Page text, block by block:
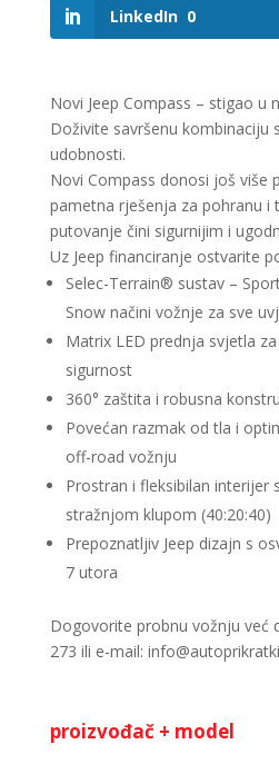
LinkedIn 0
Novi Jeep Compass – stigao u
Doživite savršenu kombinaciju
udobnosti.
Novi Compass donosi još više
pametna rješenja za pohranu i
putovanje čini sigurnijim i
Uz Jeep financiranje ostvarite
Selec-Terrain® sustav –
Snow načini vožnje za sve
Matrix LED prednja svjetla
sigurnost
360° zaštita i robusna
Povećan razmak od tla i
off-road vožnju
Prostran i fleksibilan interijer
stražnjom klupom (40:20:40)
Prepoznatljiv Jeep dizajn s
7 utora
Dogovorite probnu vožnju već
273 ili e-mail:
proizvođač + model